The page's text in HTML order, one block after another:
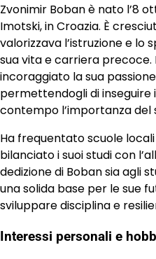
Zvonimir Boban è nato l’8
Imotski, in Croazia. È
valorizzava l’istruzione e lo
sua vita e carriera precoce.
incoraggiato la sua
permettendogli di inseguire
contempo l’importanza del
Ha frequentato scuole
bilanciato i suoi studi con
dedizione di Boban sia agli
una solida base per le sue
sviluppare disciplina e
Interessi personali e